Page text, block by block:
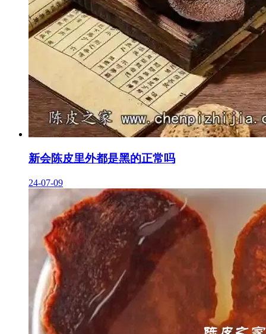
新会陈皮里外都是黑的正常吗
24-07-09